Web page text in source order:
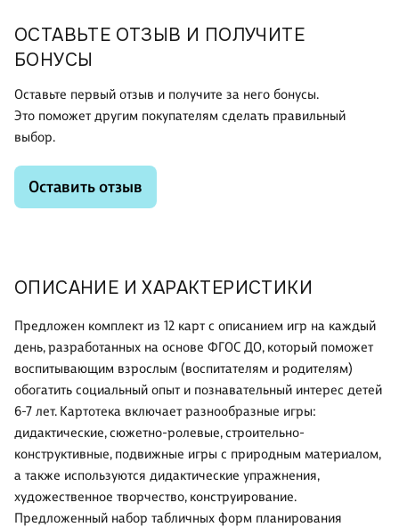
ОПИСАНИЕ И ХАРАКТЕРИСТИКИ
Предложен комплект из 12 карт с описанием игр на каждый
день, разработанных на основе ФГОС ДО, который поможет
воспитывающим взрослым (воспитателям и родителям)
обогатить социальный опыт и познавательный интерес детей
6-7 лет. Картотека включает разнообразные игры:
дидактические, сюжетно-ролевые, строительно-
конструктивные, подвижные игры с природным материалом,
а также используются дидактические упражнения,
художественное творчество, конструирование.
Предложенный набор табличных форм планирования
ОСТАВЬТЕ ОТЗЫВ И ПОЛУЧИТЕ
БОНУСЫ
Оставьте первый отзыв и получите за него бонусы.
Это поможет другим покупателям сделать правильный
выбор.
Оставить отзыв